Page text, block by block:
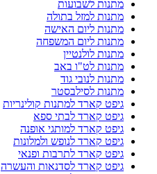
מתנות לשבועות
מתנות למזל בתולה
מתנות ליום האישה
מתנות ליום המשפחה
מתנות לולנטיין
מתנות לט"ו באב
מתנות לנובי גוד
מתנות לסילבסטר
גיפט קארד למתנות קולינריות
גיפט קארד לבתי ספא
גיפט קארד למותגי אופנה
גיפט קארד לנופש ולמלונות
גיפט קארד לתרבות ופנאי
גיפט קארד לסדנאות והעשרה